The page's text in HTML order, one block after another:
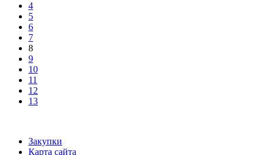
4
5
6
7
8
9
10
11
12
13
Закупки
Карта сайта